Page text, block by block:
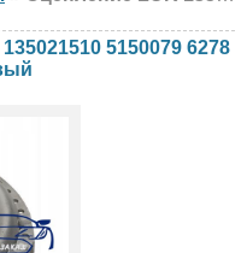
5150079 6278